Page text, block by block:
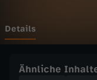
N
A
Details
Ähnliche